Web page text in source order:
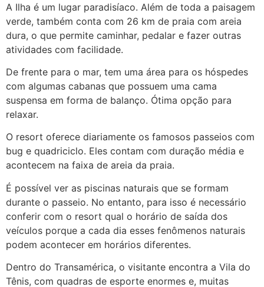
A Ilha é um lugar paradisíaco. Além de toda a paisagem
verde, também conta com 26 km de praia com areia
dura, o que permite caminhar, pedalar e fazer outras
atividades com facilidade.
De frente para o mar, tem uma área para os hóspedes
com algumas cabanas que possuem uma cama
suspensa em forma de balanço. Ótima opção para
relaxar.
O resort oferece diariamente os famosos passeios com
bug e quadriciclo. Eles contam com duração média e
acontecem na faixa de areia da praia.
É possível ver as piscinas naturais que se formam
durante o passeio. No entanto, para isso é necessário
conferir com o resort qual o horário de saída dos
veículos porque a cada dia esses fenômenos naturais
podem acontecer em horários diferentes.
Dentro do Transamérica, o visitante encontra a Vila do
Tênis, com quadras de esporte enormes e, muitas